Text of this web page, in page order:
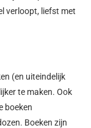
verloopt, liefst met
(en uiteindelijk
te maken. Ook
boeken
Boeken zijn